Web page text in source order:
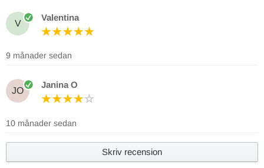
V
Valentina
9 månader sedan
JO
Janina O
10 månader sedan
Skriv recension